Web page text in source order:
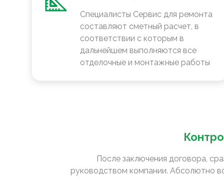
Специалисты Сервис для ремонта
составляют сметный расчет, в
соответствии с которым в
дальнейшем выполняются все
отделочные и монтажные работы
После заключения договора,
руководством компании. Абсолютно